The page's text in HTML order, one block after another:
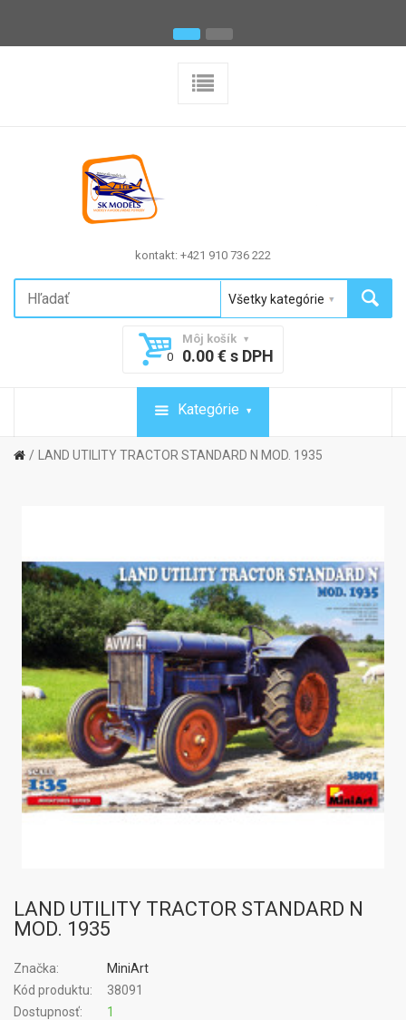
kontakt: +421 910 736 222
Môj košík
0
0.00 € s DPH
Kategórie
LAND UTILITY TRACTOR STANDARD N MOD. 1935
LAND UTILITY TRACTOR STANDARD N
MOD. 1935
Značka:
MiniArt
Kód produktu:
38091
Dostupnosť:
1